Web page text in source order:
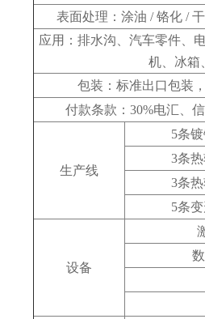
表面处理：涂油 / 铬化 /
应用：排水沟、汽车零件、
机、冰箱
包装：标准出口包装
付款条款：30%电汇、
生产线
5条
3条
3条
5条
设备